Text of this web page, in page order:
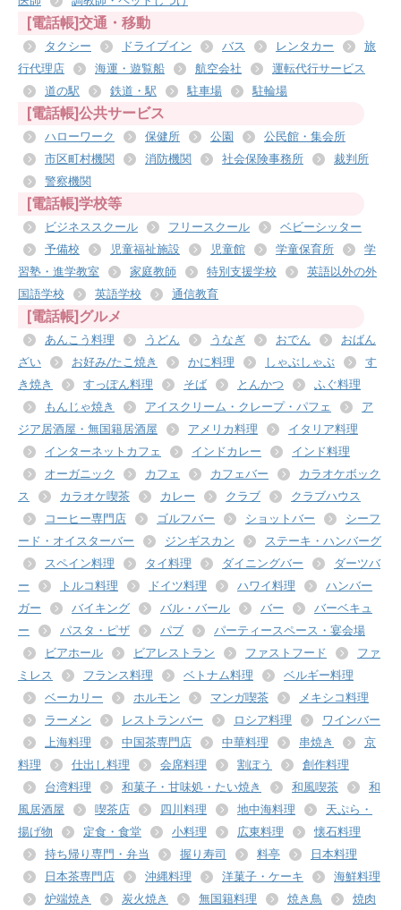
[電話帳]交通・移動
タクシー ドライブイン バス レンタカー
旅
行代理店
海運・遊覧船 航空会社
運転代行サービス
道の駅
鉄道・駅 駐車場 駐輪場
[電話帳]公共サービス
ハローワーク 保健所 公園
公民館・集会所
市区町村機関
消防機関 社会保険事務所
裁判所
警察機関
[電話帳]学校等
ビジネススクール フリースクール
ベビーシッター
予備校
児童福祉施設 児童館 学童保育所
学
習塾・進学教室
家庭教師 特別支援学校
英語以外の外
国語学校
英語学校 通信教育
[電話帳]グルメ
あんこう料理 うどん うなぎ おでん
おばん
ざい
お好み/たこ焼き かに料理 しゃぶしゃぶ
す
き焼き
すっぽん料理 そば とんかつ
ふぐ料理
もんじゃ焼き
アイスクリーム・クレープ・パフェ
ア
ジア居酒屋・無国籍居酒屋
アメリカ料理
イタリア料理
インターネットカフェ
インドカレー
インド料理
オーガニック
カフェ カフェバー
カラオケボック
ス
カラオケ喫茶 カレー クラブ
クラブハウス
コーヒー専門店
ゴルフバー ショットバー
シーフ
ード・オイスターバー
ジンギスカン
ステーキ・ハンバーグ
スペイン料理
タイ料理 ダイニングバー
ダーツバ
ー
トルコ料理 ドイツ料理 ハワイ料理
ハンバー
ガー
バイキング バル・バール バー
バーベキュ
ー
パスタ・ピザ パブ
パーティースペース・宴会場
ビアホール
ビアレストラン ファストフード
ファ
ミレス
フランス料理 ベトナム料理
ベルギー料理
ベーカリー
ホルモン マンガ喫茶
メキシコ料理
ラーメン
レストランバー ロシア料理
ワインバー
上海料理
中国茶専門店 中華料理 串焼き
京
料理
仕出し料理 会席料理 割ぽう
創作料理
台湾料理
和菓子・甘味処・たい焼き 和風喫茶
和
風居酒屋
喫茶店 四川料理 地中海料理
天ぷら・
揚げ物
定食・食堂 小料理 広東料理
懐石料理
持ち帰り専門・弁当
握り寿司 料亭
日本料理
日本茶専門店
沖縄料理 洋菓子・ケーキ
海鮮料理
炉端焼き
炭火焼き 無国籍料理 焼き鳥
焼肉